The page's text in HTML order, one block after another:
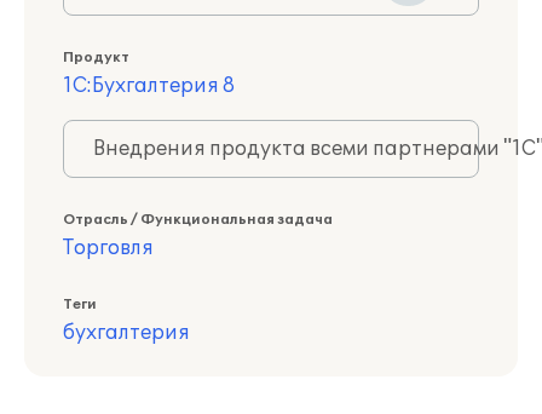
Продукт
1С:Бухгалтерия 8
Внедрения продукта всеми партнерами
Отрасль / Функциональная задача
Торговля
Теги
бухгалтерия